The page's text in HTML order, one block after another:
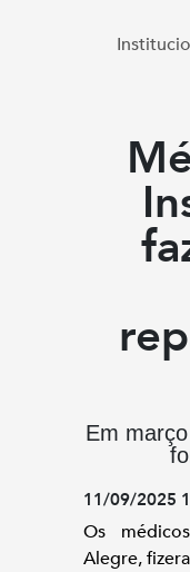
Em
11/09/2025
Os
Alegre,